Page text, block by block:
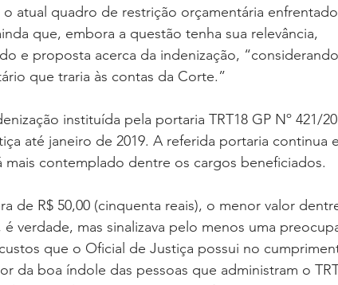
atual quadro de restrição orçamentária
que, embora a questão tenha sua relevância,
e proposta acerca da indenização,
que traria às contas da Corte.”
instituída pela portaria TRT18 GP Nº 421/
até janeiro de 2019. A referida portaria continua
contemplado dentre os cargos beneficiados.
de R$ 50,00 (cinquenta reais), o menor valor
verdade, mas sinalizava pelo menos uma
que o Oficial de Justiça possui no
da boa índole das pessoas que administram o